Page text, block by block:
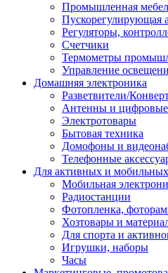
Промышленная
Регуляторы,
Счетчики
Термометры
Управление
Домашняя электроника
Разветвители/
Антенны и цифровые
Электротовары
Бытовая техника
Домофоны и
Телефонные
Для активных и мобильных
Мобильная
Радиостанции
Фотопленка,
Хозтовары и
Для спорта и
Игрушки, наборы
Часы